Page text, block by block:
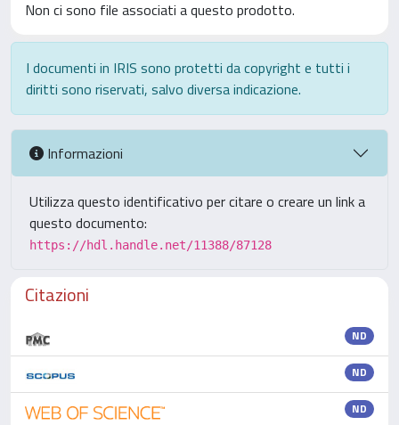
Non ci sono file associati a questo prodotto.
I documenti in IRIS sono protetti da copyright e tutti i
diritti sono riservati, salvo diversa indicazione.
Informazioni
Utilizza questo identificativo per citare o creare un link a
questo documento:
https://hdl.handle.net/11388/87128
Citazioni
ND
ND
ND